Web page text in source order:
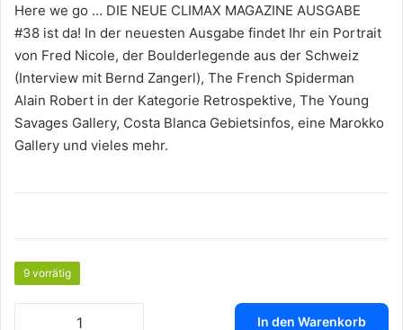
€9,90€4,50.
Here we go … DIE NEUE CLIMAX MAGAZINE AUSGABE
#38 ist da! In der neuesten Ausgabe findet Ihr ein Portrait
von Fred Nicole, der Boulderlegende aus der Schweiz
(Interview mit Bernd Zangerl), The French Spiderman
Alain Robert in der Kategorie Retrospektive, The Young
Savages Gallery, Costa Blanca Gebietsinfos, eine Marokko
Gallery und vieles mehr.
9 vorrätig
In den Warenkorb